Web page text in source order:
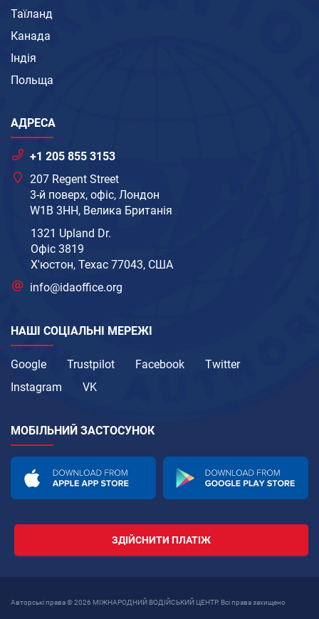
Таїланд
Канада
Індія
Польща
АДРЕСА
+1 205 855 3153
207 Regent Street
3-й поверх, офіс, Лондон
W1B 3HH, Велика Британія
1321 Upland Dr.
Офіс 3819
Х'юстон, Техас 77043, США
info@idaoffice.org
НАШІ СОЦІАЛЬНІ МЕРЕЖІ
Google Trustpilot Facebook
Twitter
Instagram
VK
МОБІЛЬНИЙ ЗАСТОСУНОК
ЗДІЙСНИТИ ПЛАТІЖ
Авторські права © 2026 МІЖНАРОДНИЙ ВОДІЙСЬКИЙ ЦЕНТР. Всі права захищено